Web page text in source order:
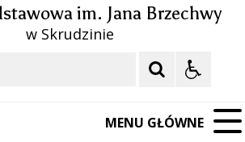
im. Jana Brzechwy
w Skrudzinie
MENU GŁÓWNE